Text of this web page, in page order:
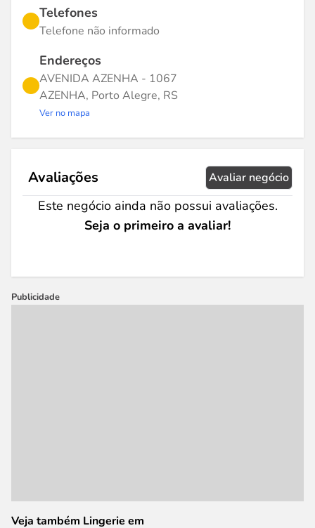
Telefones
Telefone não informado
Endereços
AVENIDA AZENHA - 1067
AZENHA, Porto Alegre, RS
Ver no mapa
Avaliações Avaliar negócio
Este negócio ainda não possui avaliações.
Seja o primeiro a avaliar!
Publicidade
Veja também Lingerie em